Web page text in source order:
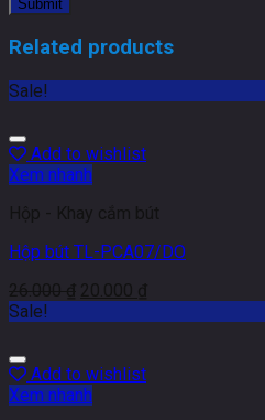
Related products
Sale!
Add to wishlist
Xem nhanh
Hộp - Khay cắm bút
Hộp bút TL-PCA07/DO
26.000₫ 20.000 ₫
Sale!
Add to wishlist
Xem nhanh